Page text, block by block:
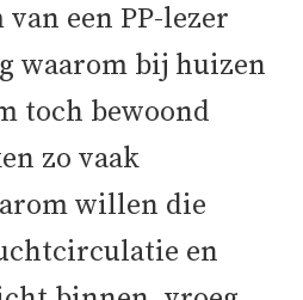
een PP-lezer
waarom bij huizen
toch bewoond
zo vaak
willen die
en